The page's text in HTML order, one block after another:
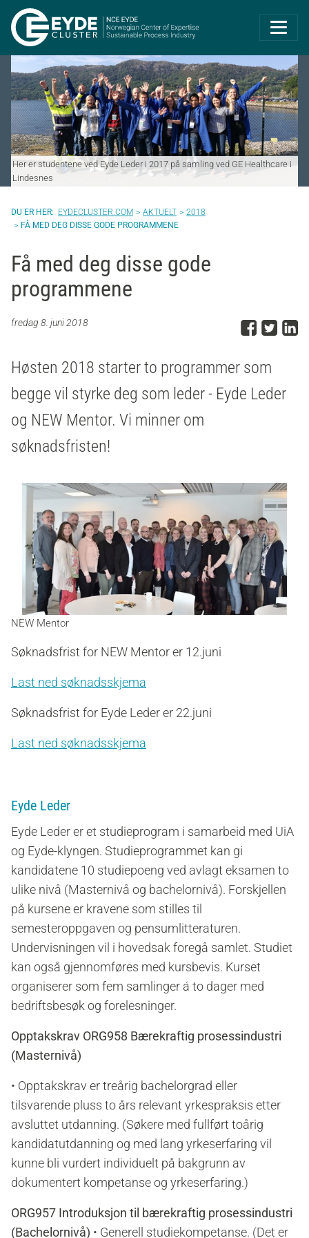
Eyde-Cluster |
Her er studentene ved Eyde Leder i 2017 på samling ved GE Healthcare i
Lindesnes
EYDECLUSTER.COM AKTUELT
2018
FÅ MED DEG DISSE GODE PROGRAMMENE
Få med deg disse gode
programmene
fredag 8. juni 2018 DelDel
Høsten 2018 starter to programmer som
begge vil styrke deg som leder - Eyde Leder
og NEW Mentor. Vi minner om
søknadsfristen!
NEW Mentor
Søknadsfrist for NEW Mentor er 12.juni
Last ned søknadsskjema
Søknadsfrist for Eyde Leder er 22.juni
Last ned søknadsskjema
Eyde Leder
Eyde Leder er et studieprogram i samarbeid med UiA
og Eyde-klyngen. Studieprogrammet kan gi
kandidatene 10 studiepoeng ved avlagt eksamen to
ulike nivå (Masternivå og bachelornivå). Forskjellen
på kursene er kravene som stilles til
semesteroppgaven og pensumlitteraturen.
Undervisningen vil i hovedsak foregå samlet. Studiet
kan også gjennomføres med kursbevis. Kurset
organiserer som fem samlinger á to dager med
bedriftsbesøk og forelesninger.
Opptakskrav ORG958 Bærekraftig prosessindustri
(Masternivå)
• Opptakskrav er treårig bachelorgrad eller
tilsvarende pluss to års relevant yrkespraksis etter
avsluttet utdanning. (Søkere med fullført toårig
kandidatutdanning og med lang yrkeserfaring vil
kunne bli vurdert individuelt på bakgrunn av
dokumentert kompetanse og yrkeserfaring.)
ORG957 Introduksjon til bærekraftig prosessindustri
(Bachelornivå) • Generell studiekompetanse. (Det er